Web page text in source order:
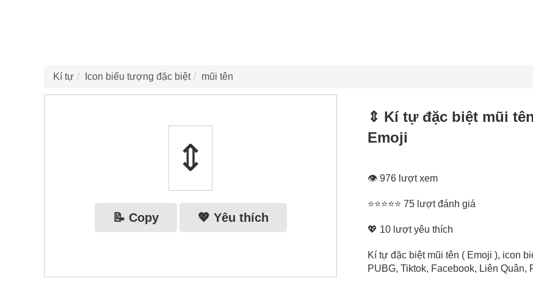
Kí tự Icon biểu tượng đặc biệt mũi tên
⇕
📝 Copy 💖 Yêu thích
⇕ Kí tự đặc biệt mũi
Emoji
👁 976 lượt xem
⭐⭐⭐⭐⭐ 75 lượt đánh giá
💖 10 lượt yêu thích
Kí tự đặc biệt mũi tên ( Emoji ), icon
PUBG, Tiktok, Facebook, Liên Quân,